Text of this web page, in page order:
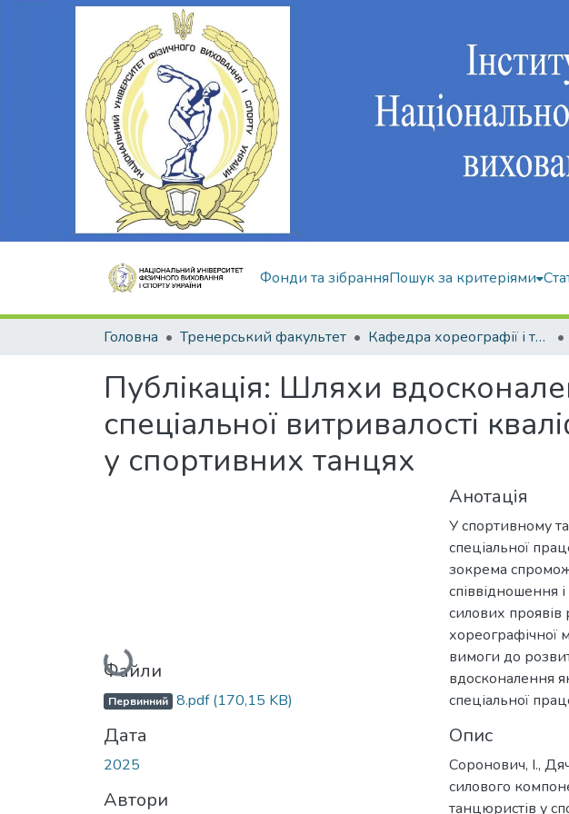
Фонди та зібранняПошук за критеріями
Головна Тренерський факультет Кафедра хореографії і танцювальних видів спорту
Публікація: Шляхи
спеціальної витривалості
у спортивних танцях
Вантажиться...
Файли
Первинний 8.pdf(170,15 KB)
Дата
2025
Автори
Анотація
У спортивному
спеціальної
зокрема
співвідношення
силових проявів
хореографічної
вимоги до
вдосконалення
спеціальної
Опис
Соронович, І.,
силового
танцюристів у